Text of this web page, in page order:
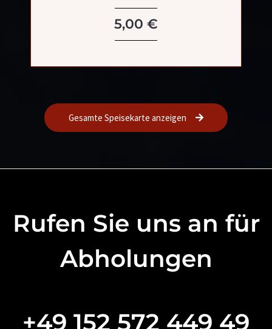
5,00 €
Gesamte Speisekarte anzeigen
Rufen Sie uns an für
Abholungen
+49 152 572 449 49